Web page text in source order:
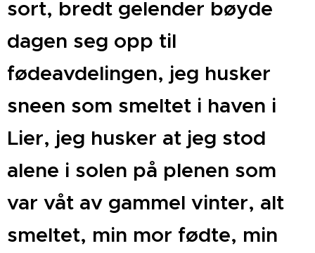
sort, bredt gelender bøyde
dagen seg opp til
fødeavdelingen, jeg husker
sneen som smeltet i haven i
Lier, jeg husker at jeg stod
alene i solen på plenen som
var våt av gammel vinter, alt
smeltet, min mor fødte, min